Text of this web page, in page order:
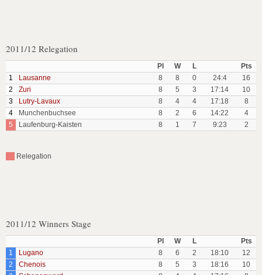
2011/12 Relegation
Pl W L
Pts
1
Lausanne 8 8 0 24:4
16
2
Zuri 8 5 3 17:14
10
3
Lutry-Lavaux 8 4 4 17:18
8
4
Munchenbuchsee 8 2 6 14:22
4
5
Laufenburg-Kaisten 8 1 7 9:23 2
Relegation
2011/12 Winners Stage
Pl W L
Pts
1
Lugano 8 6 2 18:10
12
2
Chenois 8 5 3 18:16
10